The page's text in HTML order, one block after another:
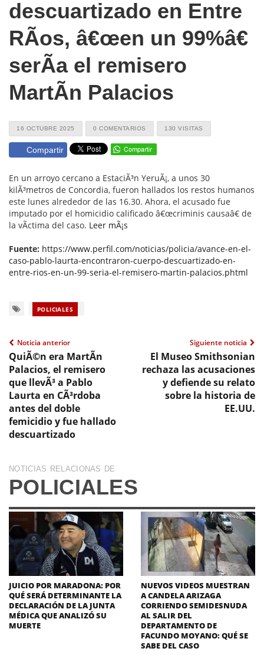
descuartizado en Entre
RÃ­os, â€œen un 99%â€
serÃ­a el remisero
MartÃ­n Palacios
16 OCTUBRE 2025 0 COMENTARIOS 130 VISITAS
Compartir
En un arroyo cercano a EstaciÃ³n YeruÃ¡, a unos 30
kilÃ³metros de Concordia, fueron hallados los restos humanos
este lunes alrededor de las 16.30. Ahora, el acusado fue
imputado por el homicidio calificado â€œcriminis causaâ€ de
la vÃ­ctima del caso. Leer mÃ¡s
Fuente: https://www.perfil.com/noticias/policia/avance-en-el-
caso-pablo-laurta-encontraron-cuerpo-descuartizado-en-
entre-rios-en-un-99-seria-el-remisero-martin-palacios.phtml
POLICIALES
Noticia anterior
QuiÃ©n era MartÃ­n
Palacios, el remisero
que llevÃ³ a Pablo
Laurta en CÃ³rdoba
antes del doble
femicidio y fue hallado
descuartizado
Siguiente noticia
El Museo Smithsonian
rechaza las acusaciones
y defiende su relato
sobre la historia de
EE.UU.
NOTICIAS RELACIONAS DE
POLICIALES
JUICIO POR MARADONA: POR
QUÉ SERÁ DETERMINANTE LA
DECLARACIÓN DE LA JUNTA
MÉDICA QUE ANALIZÓ SU
MUERTE
NUEVOS VIDEOS MUESTRAN
A CANDELA ARIZAGA
CORRIENDO SEMIDESNUDA
AL SALIR DEL
DEPARTAMENTO DE
FACUNDO MOYANO: QUÉ SE
SABE DEL CASO